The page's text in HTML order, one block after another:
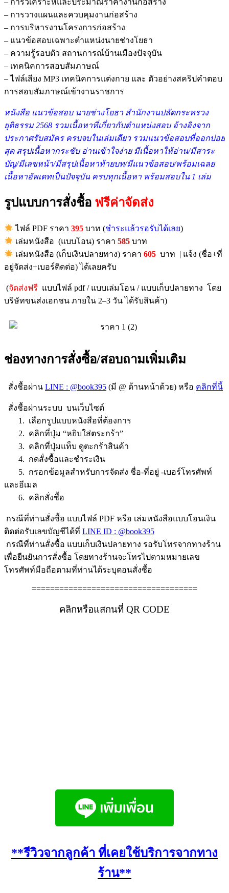
– การวางแผนและควบคุมงานก่อสร้าง
– การบริหารงานโครงการก่อสร้าง
– แนวข้อสอบเฉพาะตำแหน่งนายช่างโยธา
– ความรู้รอบตัว สถานการณ์บ้านเมืองปัจจุบัน
– เทคนิคการสอบสัมภาษณ์
– ไฟล์เสียง MP3 เทคนิคการแต่งกาย และ ตัวอย่างสคริปคำตอบ
การสอบสัมภาษณ์เข้างานราชการ
หนังสือ แนวข้อสอบ นายช่างโยธา สำนักงานปลัดกระทรวง
ยุติธรรม 2568 รวมเนื้อหาที่เกี่ยวกับตำแหน่งสอบ อ้างอิงจาก
ประกาศรับสมัคร ครบจบในเล่มเดียว รวมแนวข้อสอบที่ออกบ่อย
สุด สรุปเนื้อหากระชับ อ่านเข้าใจง่าย มีเนื้อหาให้อ่าน/มีสาระ
บัญ/มีเลขหน้า/มีสรุปเนื้อหาท้ายบท/มีแนวข้อสอบ/พร้อมเฉลย
เนื้อหาอัพเดทเป็นปัจจุบัน ครบทุกเนื้อหา พร้อมสอบใน 1 เล่ม
รูปแบบการสั่งชื้อ ฟรีค่าจัดส่ง
ไฟล์ PDF ราคา395 บาท (ชำระแล้วรอรับได้เลย)
เล่มหนังสือ (แบบโอน) ราคา585 บาท
เล่มหนังสือ (เก็บเงินปลายทาง) ราคา605 บาท | แจ้ง (ชื่อ+ที่
อยู่จัดส่ง+เบอร์ติดต่อ) ได้เลยครับ
(จัดส่งฟรี แบบไฟล์ pdf / แบบเล่มโอน / แบบเก็บปลายทาง โดย
บริษัทขนส่งเอกชน ภายใน 2–3 วัน ได้รับสินค้า)
ช่องทางการสั่งซื้อ/สอบถามเพิ่มเติม
สั่งชื้อผ่าน LINE : @book395 (มี @ ด้านหน้าด้วย) หรือ คลิกที่นี้
สั่งชื้อผ่านระบบ บนเว็บไซต์
1. เลือกรูปแบบหนังสือที่ต้องการ
2. คลิกที่ปุ่ม “หยิบใส่ตระกร้า”
3. คลิกที่ปุ่มแท็บ ดูตะกร้าสินค้า
4. กดสั่งซื้อและชำระเงิน
5. กรอกข้อมูลสำหรับการจัดส่ง ชื่อ-ที่อยู่ -เบอร์โทรศัพท์
และอีเมล
6. คลิกสั่งซื้อ
กรณีที่ท่านสั่งซื้อ แบบไฟล์ PDF หรือ เล่มหนังสือแบบโอนเงิน
ติดต่อรับเลขบัญชีได้ที่ LINE ID : @book395
กรณีที่ท่านสั่งซื้อ แบบเก็บเงินปลายทาง รอรับโทรจากทางร้าน
เพื่อยืนยันการสั่งซื้อ โดยทางร้านจะโทรไปตามหมายเลข
โทรศัพท์มือถือตามที่ท่านได้ระบุตอนสั่งซื้อ
====================================
คลิกหรือแสกนที่ QR CODE
**รีวิวจากลูกค้า ที่เคยใช้บริการจากทาง